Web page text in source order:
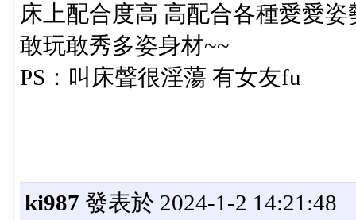
床上配合度高 高配合各種愛愛姿
敢玩敢秀多姿身材~~
PS：叫床聲很淫蕩 有女友fu
ki987 發表於 2024-1-2 14:21:48